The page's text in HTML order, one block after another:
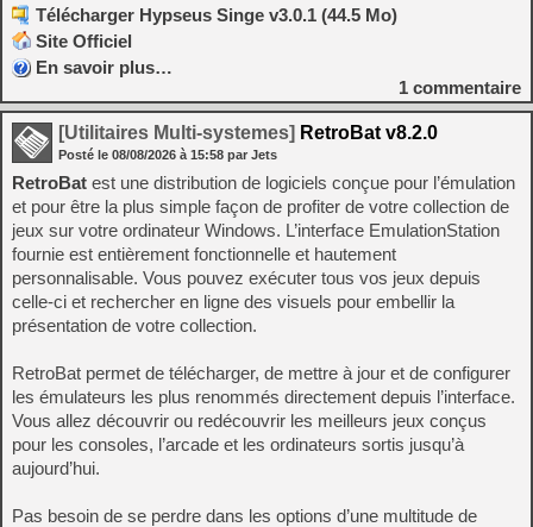
Télécharger Hypseus Singe v3.0.1 (44.5 Mo)
Site Officiel
En savoir plus…
1 commentaire
[Utilitaires Multi-systemes] RetroBat v8.2.0
Posté le 08/08/2026 à 15:58 par Jets
RetroBat est une distribution de logiciels conçue pour l’émulation
et pour être la plus simple façon de profiter de votre collection de
jeux sur votre ordinateur Windows. L’interface EmulationStation
fournie est entièrement fonctionnelle et hautement
personnalisable. Vous pouvez exécuter tous vos jeux depuis
celle-ci et rechercher en ligne des visuels pour embellir la
présentation de votre collection.
RetroBat permet de télécharger, de mettre à jour et de configurer
les émulateurs les plus renommés directement depuis l’interface.
Vous allez découvrir ou redécouvrir les meilleurs jeux conçus
pour les consoles, l’arcade et les ordinateurs sortis jusqu’à
aujourd’hui.
Pas besoin de se perdre dans les options d’une multitude de